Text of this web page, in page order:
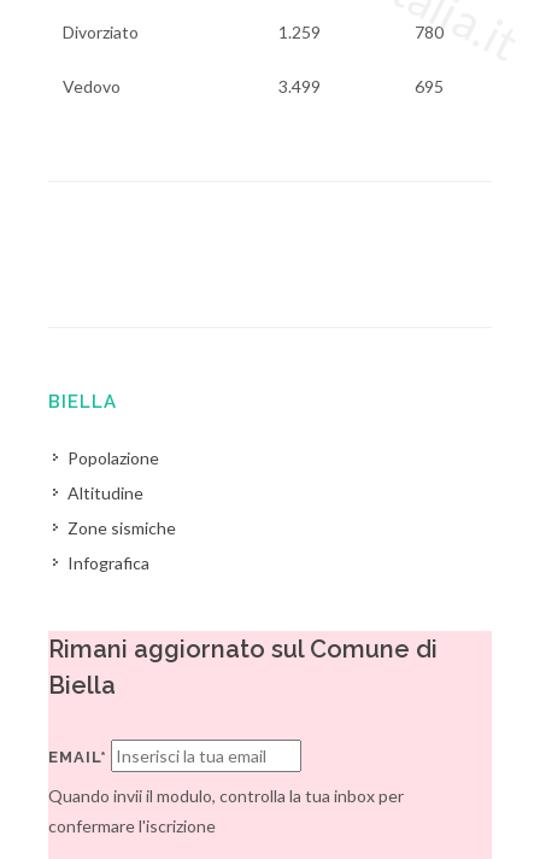
Divorziato 1.259 780
Vedovo 3.499 695
BIELLA
Popolazione
Altitudine
Zone sismiche
Infografica
Rimani aggiornato sul Comune di
Biella
EMAIL*
Quando invii il modulo, controlla la tua inbox per
confermare l'iscrizione